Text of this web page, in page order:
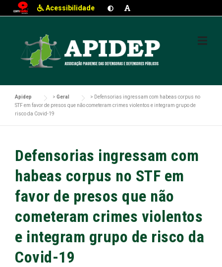
Acessibilidade
Apidep > Geral > Defensorias ingressam com habeas corpus no
STF em favor de presos que não cometeram crimes violentos e integram grupo de
risco da Covid-19
Defensorias ingressam com
habeas corpus no STF em
favor de presos que não
cometeram crimes violentos
e integram grupo de risco da
Covid-19